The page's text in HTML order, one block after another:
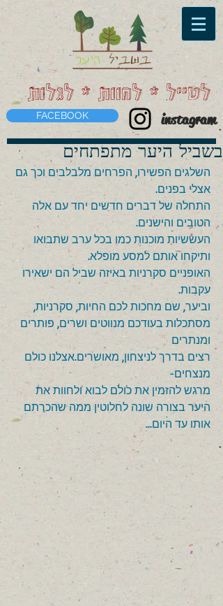
לטייל * לחוות * לגלות
instagram
FACEBOOK
בשביל היער מתפתחים
השלגים הפשירו, הפרחים מלבלבים וכך גם
אצלי בפנים.
התחלה של דברים חדשים יחד עם אלה
הטובים והישנים.
העששיות מוכנות כמו בכל ערב שתבואו
ותיקחו אותם למסע מופלא.
האופניים סקרניות באיזה שביל הם ישאירו
עקבות.
וביער, שם מחכות לכם החיות, סקרניות,
מסתכלות בעודכם מנווטים ושרים, פותרים
ומנתרים
רצים בדרך לניצחון, מאושרים.אצלנו כולם
מנצחים-
מרגש להזמין את כולם לבוא ולחוות את
היער בצורה שונה לחלוטין ממה שהכרתם
אותו עד היום...